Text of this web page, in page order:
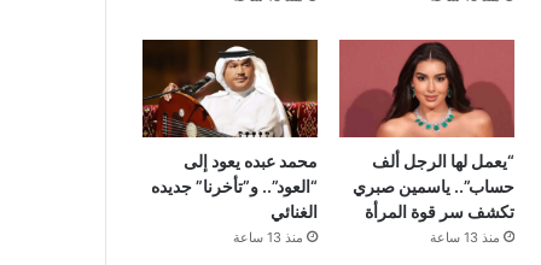
“يعمل لها الرجل ألف
حساب”.. ياسمين صبري
تكشف سر قوة المرأة
منذ 13 ساعة
محمد عبده يعود إلى
“العود”.. و”تأخرنا” جديده
الغنائي
منذ 13 ساعة